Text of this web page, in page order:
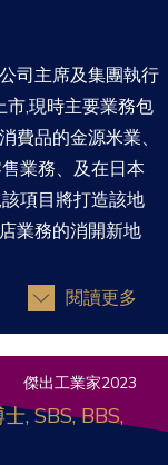
司主席及集團執行
,現時主要業務包
費品的金源米業、
業務、及在日本
項目將打造該地
業務的消開新地
閱讀更多
傑出工業家2023
, SBS, BBS,